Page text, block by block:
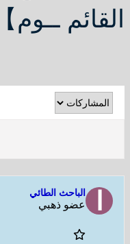
القائم ــوم】
الباحث الطائي
عضو ذهبي